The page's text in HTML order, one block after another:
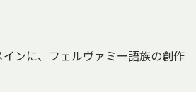
ンに、フェルヴァミー語族の創作